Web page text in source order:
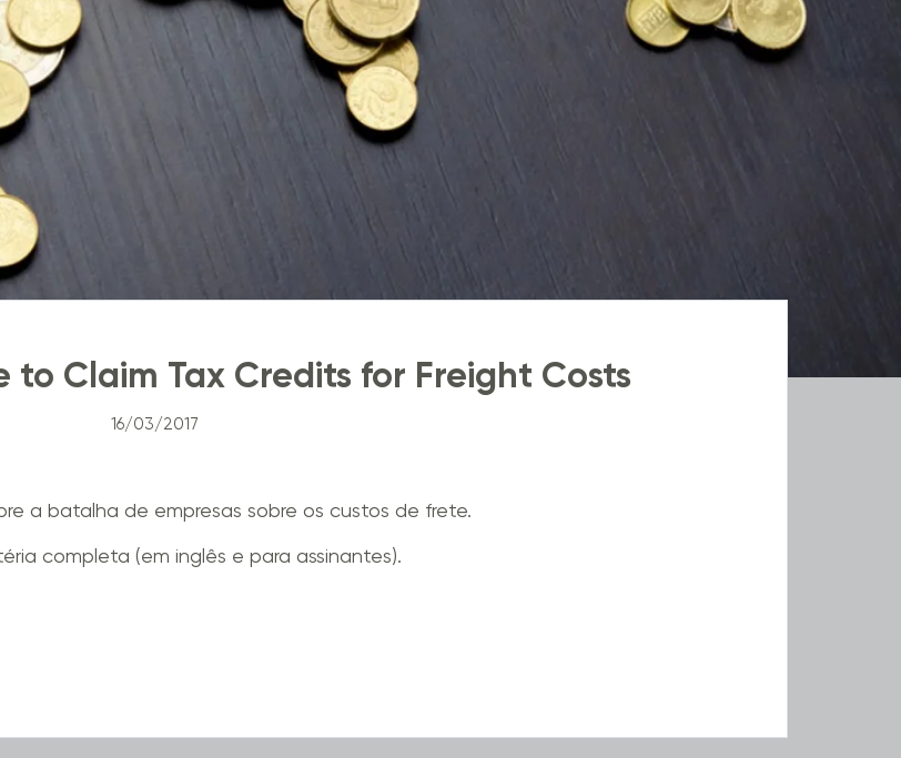
to Claim Tax Credits for Freight Costs
16/03/2017
a batalha de empresas sobre os custos de frete.
completa (em inglês e para assinantes).